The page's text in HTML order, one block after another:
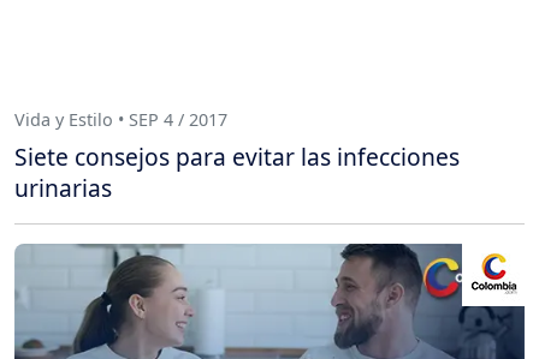
Vida y Estilo • SEP 4 / 2017
Siete consejos para evitar las infecciones
urinarias